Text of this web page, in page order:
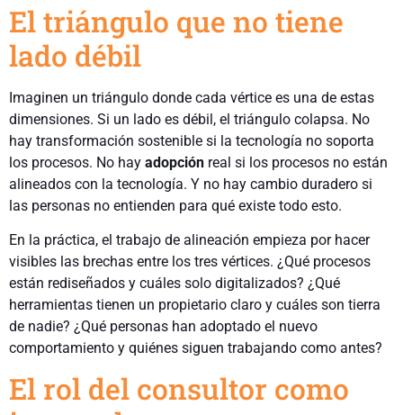
El triángulo que no tiene
lado débil
Imaginen un triángulo donde cada vértice es una de estas
dimensiones. Si un lado es débil, el triángulo colapsa. No
hay transformación sostenible si la tecnología no soporta
los procesos. No hay adopción real si los procesos no están
alineados con la tecnología. Y no hay cambio duradero si
las personas no entienden para qué existe todo esto.
En la práctica, el trabajo de alineación empieza por hacer
visibles las brechas entre los tres vértices. ¿Qué procesos
están rediseñados y cuáles solo digitalizados? ¿Qué
herramientas tienen un propietario claro y cuáles son tierra
de nadie? ¿Qué personas han adoptado el nuevo
comportamiento y quiénes siguen trabajando como antes?
El rol del consultor como